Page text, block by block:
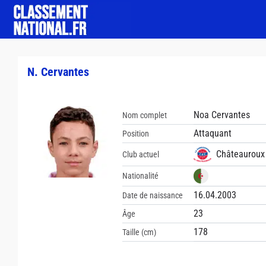
N. Cervantes
Nom complet Noa Cervantes
Position Attaquant
Club actuel
Nationalité
Date de naissance 16.04.2003
Âge 23
Taille (cm) 178